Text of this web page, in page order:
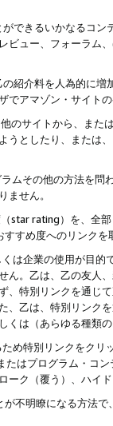
できるいかなるコ
ビュー、フォーラム
紹介料を人為的に
でアマゾン・サイト
のサイトから、ま
うとしたり、または
ムその他の方法を
ません。
star rating）を、全
すめ度へのリンクを
は企業の使用が目
ん。乙は、乙の友人
、特別リンクを通じ
、乙は、特別リンク
くは（あらゆる種類
め特別リンクをク
たはプログラム・コ
ーク（覆う）、ハイ
不明瞭になる方法